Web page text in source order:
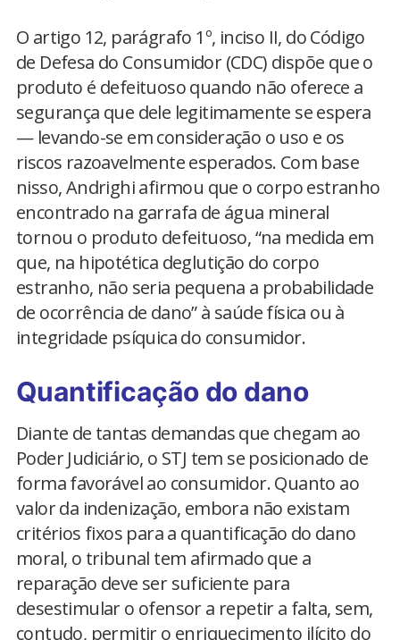
O artigo 12, parágrafo 1º, inciso II, do Código
de Defesa do Consumidor (CDC) dispõe que o
produto é defeituoso quando não oferece a
segurança que dele legitimamente se espera
— levando-se em consideração o uso e os
riscos razoavelmente esperados. Com base
nisso, Andrighi afirmou que o corpo estranho
encontrado na garrafa de água mineral
tornou o produto defeituoso, “na medida em
que, na hipotética deglutição do corpo
estranho, não seria pequena a probabilidade
de ocorrência de dano” à saúde física ou à
integridade psíquica do consumidor.
Quantificação do dano
Diante de tantas demandas que chegam ao
Poder Judiciário, o STJ tem se posicionado de
forma favorável ao consumidor. Quanto ao
valor da indenização, embora não existam
critérios fixos para a quantificação do dano
moral, o tribunal tem afirmado que a
reparação deve ser suficiente para
desestimular o ofensor a repetir a falta, sem,
contudo, permitir o enriquecimento ilícito do